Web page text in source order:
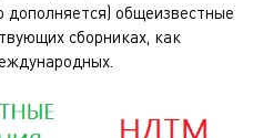
дополняется) общеизвестные
сборниках, как